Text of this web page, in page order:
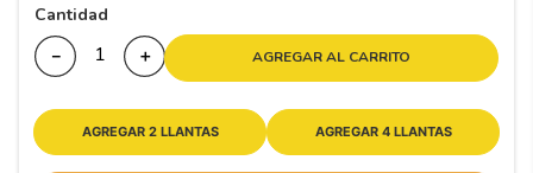
Cantidad
＋
－ AGREGAR AL CARRITO
AGREGAR 2 LLANTAS AGREGAR 4 LLANTAS